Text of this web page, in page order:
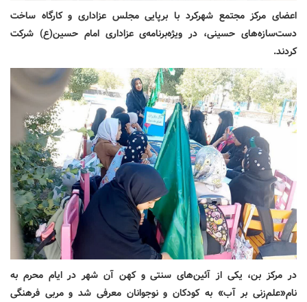
اعضای مرکز مجتمع شهرکرد با برپایی مجلس عزاداری و کارگاه ساخت
دست‌سازه‌های حسینی، در ویژه‌برنامه‌ی عزاداری امام حسین(ع) شرکت
کردند.
در مرکز بن، یکی از آئین‌های سنتی و کهن آن شهر در ایام محرم به
نام«علم‌زنی بر آب» به کودکان و نوجوانان معرفی شد و مربی فرهنگی